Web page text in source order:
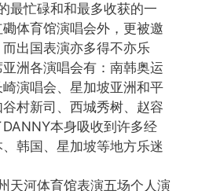
最忙碌和和最多收获的一
体育馆演唱会外，更被邀
出国表演亦多得不亦乐
洲各演唱会有：南韩奥运
演唱会、星加坡亚洲和平
村新司、西城秀树、赵容
本身吸收到许多经
韩国、星加坡等地方乐迷
天河体育馆表演五场个人演